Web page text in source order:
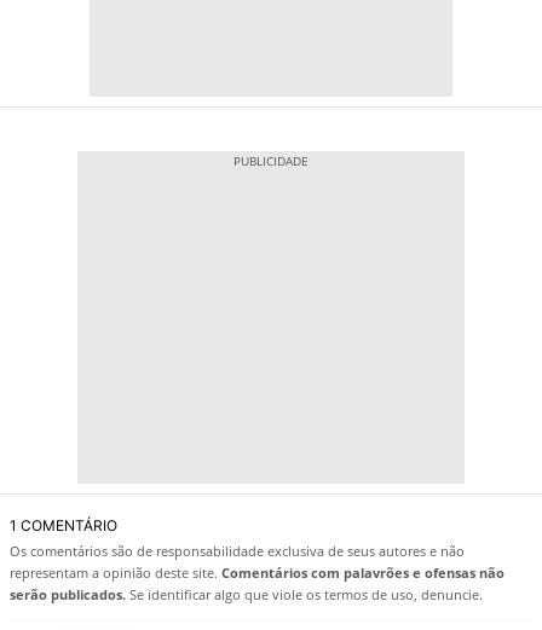
1 COMENTÁRIO
Os comentários são de responsabilidade exclusiva de seus autores e não
representam a opinião deste site. Comentários com palavrões e ofensas não
serão publicados. Se identificar algo que viole os termos de uso, denuncie.